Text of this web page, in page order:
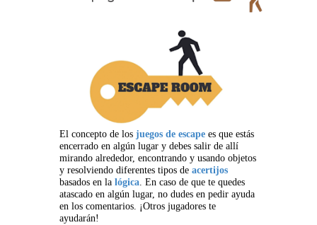
El concepto de los juegos de escape es que estás
encerrado en algún lugar y debes salir de allí
mirando alrededor, encontrando y usando objetos
y resolviendo diferentes tipos de acertijos
basados en la lógica. En caso de que te quedes
atascado en algún lugar, no dudes en pedir ayuda
en los comentarios. ¡Otros jugadores te
ayudarán!